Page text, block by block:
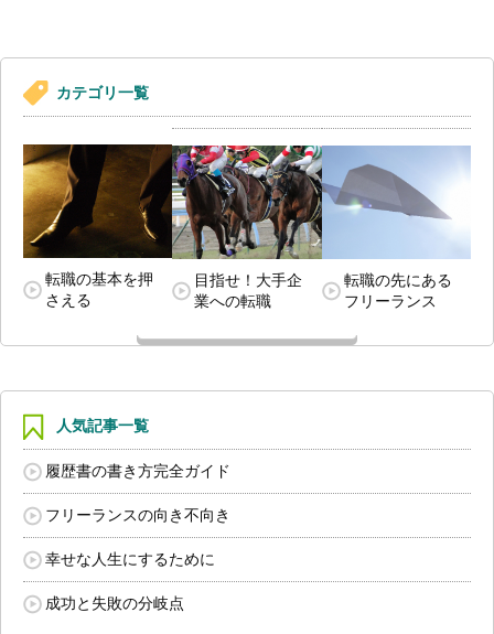
カテゴリ一覧
転職の基本を押
さえる
目指せ！大手企
業への転職
転職の先にある
フリーランス
人気記事一覧
履歴書の書き方完全ガイド
フリーランスの向き不向き
幸せな人生にするために
成功と失敗の分岐点